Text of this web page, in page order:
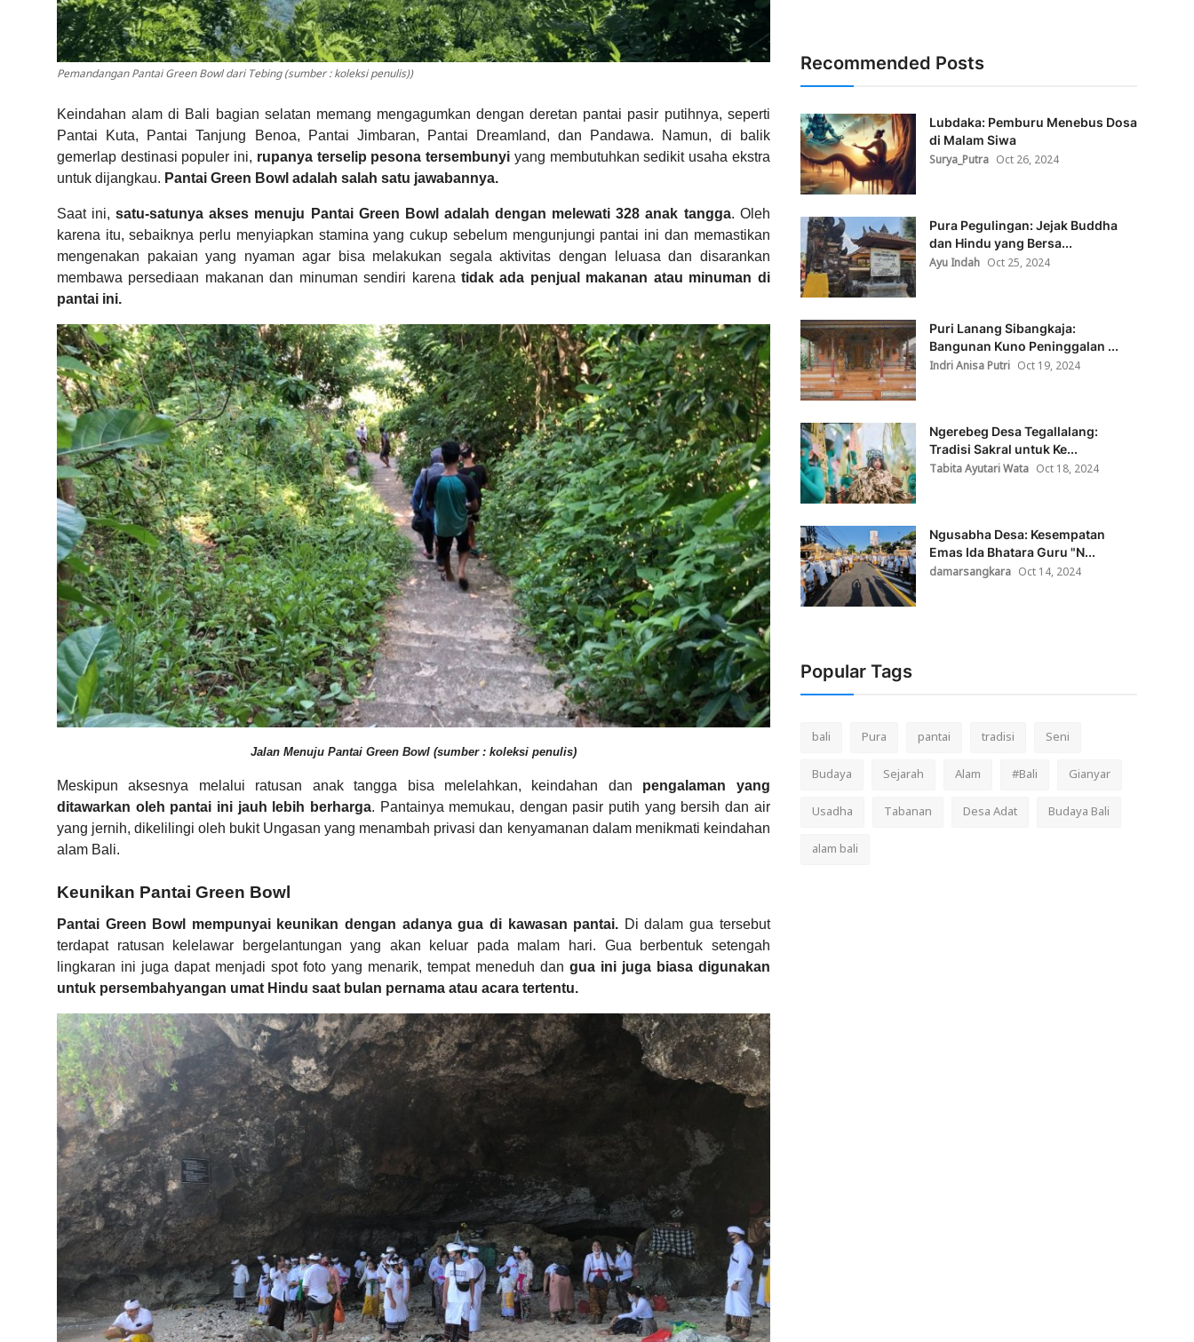
Pemandangan Pantai Green Bowl dari Tebing (sumber : koleksi penulis))
Keindahan alam di Bali bagian selatan memang mengagumkan dengan deretan pantai pasir putihnya, seperti
Pantai Kuta, Pantai Tanjung Benoa, Pantai Jimbaran, Pantai Dreamland, dan Pandawa. Namun, di balik
gemerlap destinasi populer ini, rupanya terselip pesona tersembunyi yang membutuhkan sedikit usaha ekstra
untuk dijangkau. Pantai Green Bowl adalah salah satu jawabannya.
Saat ini,satu-satunya akses menuju Pantai Green Bowl adalah dengan melewati 328 anak tangga. Oleh
karena itu, sebaiknya perlu menyiapkan stamina yang cukup sebelum mengunjungi pantai ini dan memastikan
mengenakan pakaian yang nyaman agar bisa melakukan segala aktivitas dengan leluasa dan disarankan
membawa persediaan makanan dan minuman sendiri karenatidak ada penjual makanan atau minuman di
pantai ini.
Jalan Menuju Pantai Green Bowl (sumber : koleksi penulis)
Meskipun aksesnya melalui ratusan anak tangga bisa melelahkan, keindahan dan pengalaman yang
ditawarkan oleh pantai ini jauh lebih berharga. Pantainya memukau, dengan pasir putih yang bersih dan air
yang jernih, dikelilingi oleh bukit Ungasan yang menambah privasi dan kenyamanan dalam menikmati keindahan
alam Bali.
Keunikan Pantai Green Bowl
Pantai Green Bowl mempunyai keunikan dengan adanya gua di kawasan pantai. Di dalam gua tersebut
terdapat ratusan kelelawar bergelantungan yang akan keluar pada malam hari. Gua berbentuk setengah
lingkaran ini juga dapat menjadi spot foto yang menarik, tempat meneduh dan gua ini juga biasa digunakan
untuk persembahyangan umat Hindu saat bulan pernama atau acara tertentu.
Recommended Posts
Lubdaka: Pemburu Menebus Dosa
di Malam Siwa
Surya_Putra Oct 26, 2024
Pura Pegulingan: Jejak Buddha
dan Hindu yang Bersa...
Ayu Indah Oct 25, 2024
Puri Lanang Sibangkaja:
Bangunan Kuno Peninggalan ...
Indri Anisa Putri Oct 19, 2024
Ngerebeg Desa Tegallalang:
Tradisi Sakral untuk Ke...
Tabita Ayutari Wata Oct 18, 2024
Ngusabha Desa: Kesempatan
Emas Ida Bhatara Guru "N...
damarsangkara Oct 14, 2024
Popular Tags
bali Pura pantai tradisi
Seni
Budaya
Sejarah Alam #Bali
Gianyar
Usadha
Tabanan Desa Adat
Budaya Bali
alam bali